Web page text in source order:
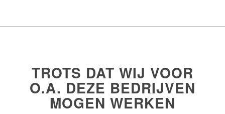
TROTS DAT WIJ VOOR
O.A. DEZE BEDRIJVEN
MOGEN WERKEN